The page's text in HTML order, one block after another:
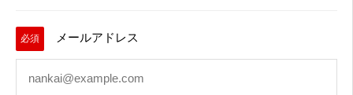
必須 メールアドレス